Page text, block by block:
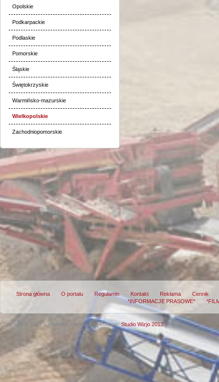
Opolskie
Podkarpackie
Podlaskie
Pomorskie
Śląskie
Świętokrzyskie
Warmińsko-mazurskie
Wielkopolskie
Zachodniopomorskie
Strona główna O portalu Regulamin Kontakt Reklama
Cennik
*INFORMACJE PRASOWE*
Copyright © 2013 surowce-kopalnie.plWykonanie:Studio Wizjo 2013